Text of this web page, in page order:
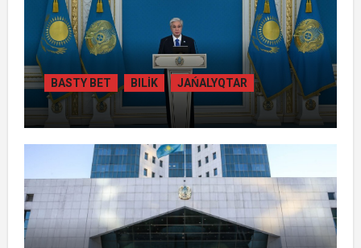
BASTY BET BILİK JAŃALYQTAR
ТОҚАЕВ БІРНЕШЕ ІРІ АВТОЖОЛ
ЖОБАСЫНЫҢ ҚҰРЫЛЫСЫН РЕСМИ
ТҮРДЕ БАСТАП БЕРДІ